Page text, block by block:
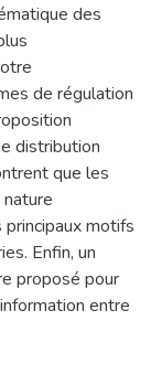
des
de régulation
distribution
que les
motifs
Enfin, un
proposé pour
entre